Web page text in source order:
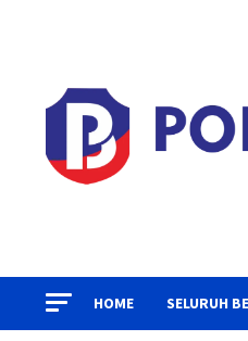
HOME SELURUH